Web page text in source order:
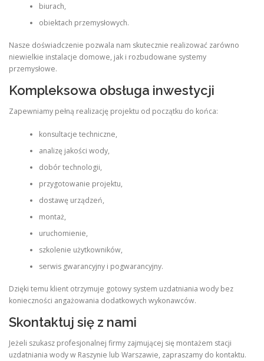
biurach,
obiektach przemysłowych.
Nasze doświadczenie pozwala nam skutecznie realizować zarówno
niewielkie instalacje domowe, jak i rozbudowane systemy
przemysłowe.
Kompleksowa obsługa inwestycji
Zapewniamy pełną realizację projektu od początku do końca:
konsultacje techniczne,
analizę jakości wody,
dobór technologii,
przygotowanie projektu,
dostawę urządzeń,
montaż,
uruchomienie,
szkolenie użytkowników,
serwis gwarancyjny i pogwarancyjny.
Dzięki temu klient otrzymuje gotowy system uzdatniania wody bez
konieczności angażowania dodatkowych wykonawców.
Skontaktuj się z nami
Jeżeli szukasz profesjonalnej firmy zajmującej się montażem stacji
uzdatniania wody w Raszynie lub Warszawie, zapraszamy do kontaktu.